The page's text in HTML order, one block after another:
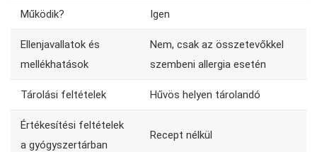
Működik? Igen
Ellenjavallatok és
mellékhatások
Nem, csak az összetevőkkel
szembeni allergia esetén
Tárolási feltételek Hűvös helyen tárolandó
Értékesítési feltételek
a gyógyszertárban
Recept nélkül